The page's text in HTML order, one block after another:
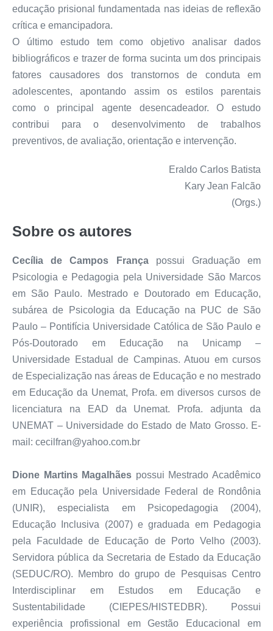
educação prisional fundamentada nas ideias de reflexão
crítica e emancipadora.
O último estudo tem como objetivo analisar dados
bibliográficos e trazer de forma sucinta um dos principais
fatores causadores dos transtornos de conduta em
adolescentes, apontando assim os estilos parentais
como o principal agente desencadeador. O estudo
contribui para o desenvolvimento de trabalhos
preventivos, de avaliação, orientação e intervenção.
Eraldo Carlos Batista
Kary Jean Falcão
(Orgs.)
Sobre os autores
Cecília de Campos Françapossui Graduação em
Psicologia e Pedagogia pela Universidade São Marcos
em São Paulo. Mestrado e Doutorado em Educação,
subárea de Psicologia da Educação na PUC de São
Paulo – Pontifícia Universidade Católica de São Paulo e
Pós-Doutorado em Educação na Unicamp –
Universidade Estadual de Campinas. Atuou em cursos
de Especialização nas áreas de Educação e no mestrado
em Educação da Unemat, Profa. em diversos cursos de
licenciatura na EAD da Unemat. Profa. adjunta da
UNEMAT – Universidade do Estado de Mato Grosso. E-
mail: cecilfran@yahoo.com.br
Dione Martins Magalhães possui Mestrado Acadêmico
em Educação pela Universidade Federal de Rondônia
(UNIR), especialista em Psicopedagogia (2004),
Educação Inclusiva (2007) e graduada em Pedagogia
pela Faculdade de Educação de Porto Velho (2003).
Servidora pública da Secretaria de Estado da Educação
(SEDUC/RO). Membro do grupo de Pesquisas Centro
Interdisciplinar em Estudos em Educação e
Sustentabilidade (CIEPES/HISTEDBR). Possui
experiência profissional em Gestão Educacional em